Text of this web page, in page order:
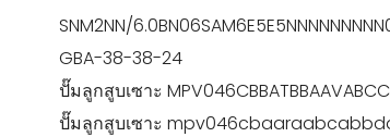
SNM2NN/
GBA-38-38-24
ปั๊มลูกสูบเซาะ
ปั๊มลูกสูบเซาะ